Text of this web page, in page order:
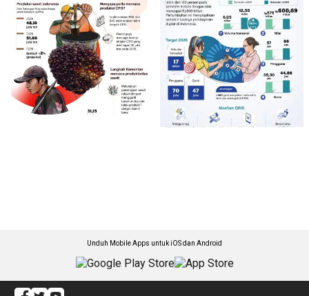
Unduh Mobile Apps untuk iOS dan Android